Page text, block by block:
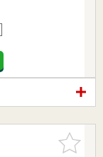
お気に入
りに追加